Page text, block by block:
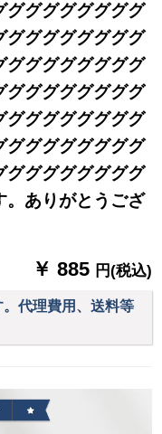
ググググググググ
ググググググググ
ググググググググ
ググググググググ
ググググググググ
ググググググググ
ググググググググ
。ありがとうござ
￥ 885 円(税込)
代理費用、送料等